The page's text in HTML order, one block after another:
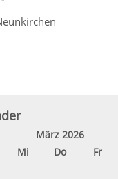
März 2026
MittwochDonnerstag
Freitag